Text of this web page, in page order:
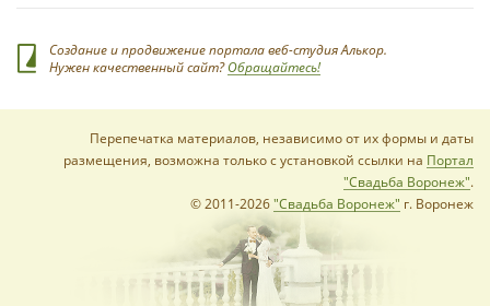
*
*
Создание и продвижение портала веб-студия Алькор.
Нужен качественный сайт?Обращайтесь!
Перепечатка материалов, независимо от их формы и даты
размещения, возможна только с установкой ссылки на Портал
"Свадьба Воронеж".
© 2011-2026"Свадьба Воронеж" г. Воронеж